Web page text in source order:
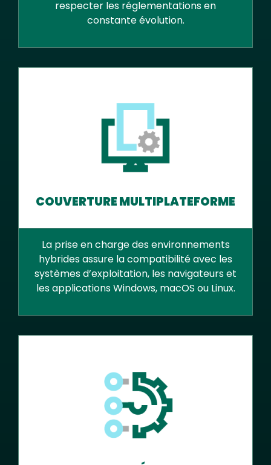
respecter les réglementations en
constante évolution.
COUVERTURE MULTIPLATEFORME
La prise en charge des environnements
hybrides assure la compatibilité avec les
systèmes d’exploitation, les navigateurs et
les applications Windows, macOS ou Linux.